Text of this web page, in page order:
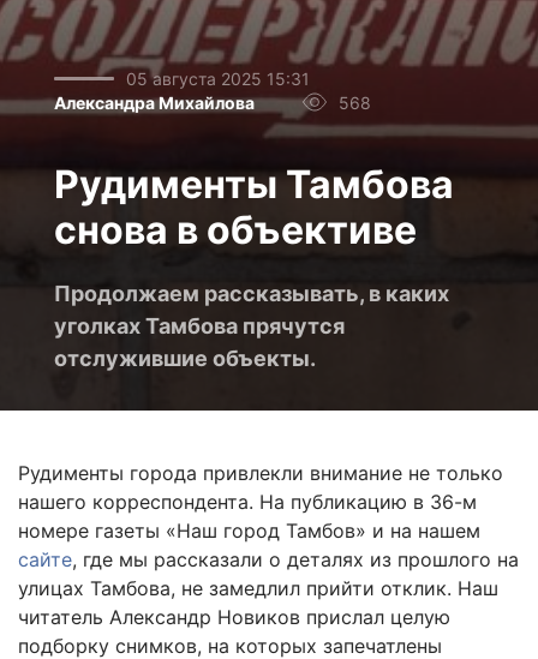
05 августа 2025 15:31
Александра Михайлова
568
Рудименты Тамбова
снова в объективе
Продолжаем рассказывать, в каких
уголках Тамбова прячутся
отслужившие объекты.
Рудименты города привлекли внимание не только
нашего корреспондента. На публикацию в 36-м
номере газеты «Наш город Тамбов» и на нашем
сайте, где мы рассказали о деталях из прошлого на
улицах Тамбова, не замедлил прийти отклик. Наш
читатель Александр Новиков прислал целую
подборку снимков, на которых запечатлены